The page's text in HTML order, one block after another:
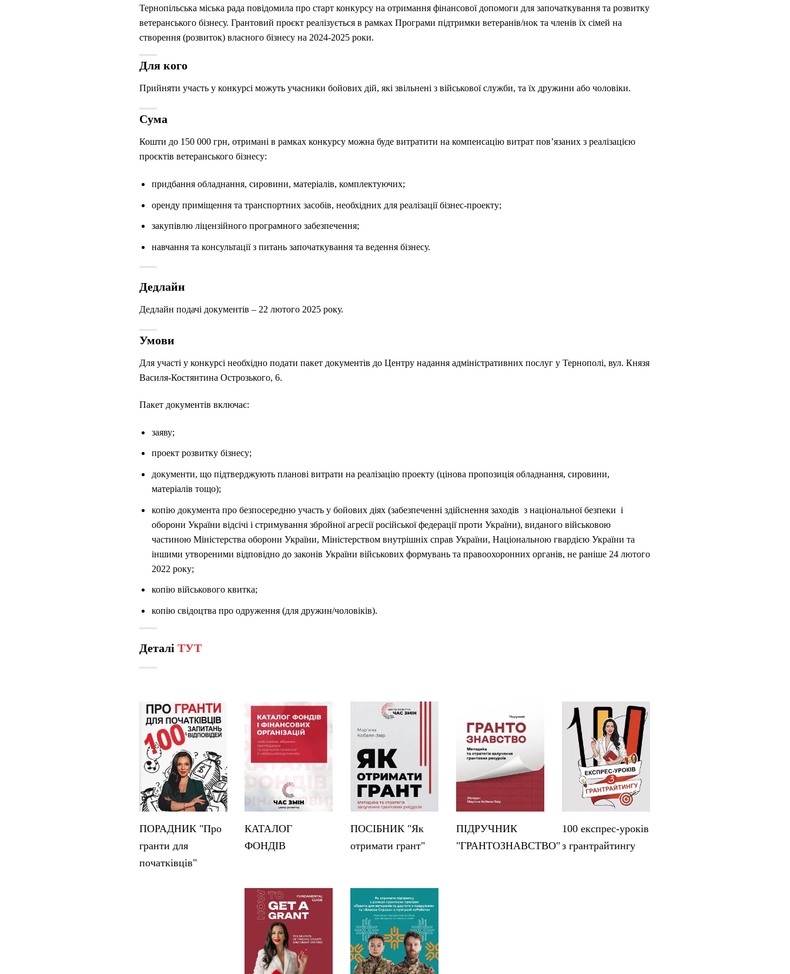
Тернопільська міська рада повідомила про старт конкурсу на отримання фінансової допомоги для започаткування та розвитку
ветеранського бізнесу. Грантовий проєкт реалізується в рамках Програми підтримки ветеранів/нок та членів їх сімей на
створення (розвиток) власного бізнесу на 2024-2025 роки.
Для кого
Прийняти участь у конкурсі можуть учасники бойових дій, які звільнені з військової служби, та їх дружини або чоловіки.
Сума
Кошти до 150 000 грн, отримані в рамках конкурсу можна буде витратити на компенсацію витрат повʼязаних з реалізацією
проєктів ветеранського бізнесу:
придбання обладнання, сировини, матеріалів, комплектуючих;
оренду приміщення та транспортних засобів, необхідних для реалізації бізнес-проекту;
закупівлю ліцензійного програмного забезпечення;
навчання та консультації з питань започаткування та ведення бізнесу.
Дедлайн
Дедлайн подачі документів – 22 лютого 2025 року.
Умови
Для участі у конкурсі необхідно подати пакет документів до Центру надання адміністративних послуг у Тернополі, вул. Князя
Василя-Костянтина Острозького, 6.
Пакет документів включає:
заяву;
проект розвитку бізнесу;
документи, що підтверджують планові витрати на реалізацію проекту (цінова пропозиція обладнання, сировини,
матеріалів тощо);
копію документа про безпосередню участь у бойових діях (забезпеченні здійснення заходів з національної безпеки і
оборони України відсічі і стримування збройної агресії російської федерації проти України), виданого військовою
частиною Міністерства оборони України, Міністерством внутрішніх справ України, Національною гвардією України та
іншими утвореними відповідно до законів України військових формувань та правоохоронних органів, не раніше 24 лютого
2022 року;
копію військового квитка;
копію свідоцтва про одруження (для дружин/чоловіків).
Деталі ТУТ
ПОРАДНИК "Про
гранти для
початківців"
КАТАЛОГ
ФОНДІВ
ПОСІБНИК "Як
отримати грант"
ПІДРУЧНИК
"ГРАНТОЗНАВСТВО"
100 експрес-уроків
з грантрайтингу